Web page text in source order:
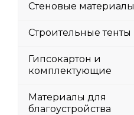
Стеновые материалы
Строительные тенты
Гипсокартон и
комплектующие
Материалы для
благоустройства